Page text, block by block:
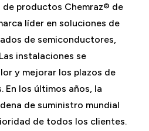
de productos Chemraz® de
líder en soluciones de
de semiconductores,
instalaciones se
y mejorar los plazos de
En los últimos años, la
de suministro mundial
de todos los clientes.